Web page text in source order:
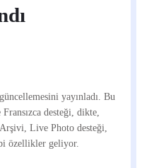
yayınladı. Bu
desteği, dikte,
Live Photo desteği,
özellikler geliyor.